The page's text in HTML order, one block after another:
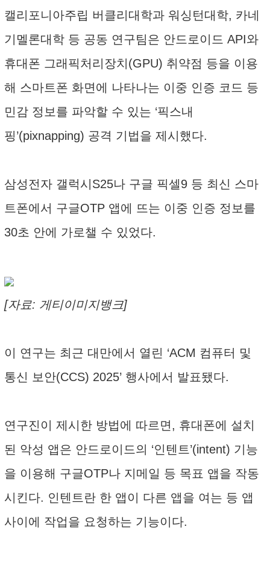
캘리포니아주립 버클리대학과 워싱턴대학, 카네
기멜론대학 등 공동 연구팀은 안드로이드 API와
휴대폰 그래픽처리장치(GPU) 취약점 등을 이용
해 스마트폰 화면에 나타나는 이중 인증 코드 등
민감 정보를 파악할 수 있는 ‘픽스내
핑’(pixnapping) 공격 기법을 제시했다.
삼성전자 갤럭시S25나 구글 픽셀9 등 최신 스마
트폰에서 구글OTP 앱에 뜨는 이중 인증 정보를
30초 안에 가로챌 수 있었다.
[자료: 게티이미지뱅크]
이 연구는 최근 대만에서 열린 ‘ACM 컴퓨터 및
통신 보안(CCS) 2025’ 행사에서 발표됐다.
연구진이 제시한 방법에 따르면, 휴대폰에 설치
된 악성 앱은 안드로이드의 ‘인텐트’(intent) 기능
을 이용해 구글OTP나 지메일 등 목표 앱을 작동
시킨다. 인텐트란 한 앱이 다른 앱을 여는 등 앱
사이에 작업을 요청하는 기능이다.